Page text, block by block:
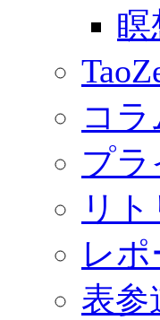
瞑
コラ
プラ
リト
レポ
表参